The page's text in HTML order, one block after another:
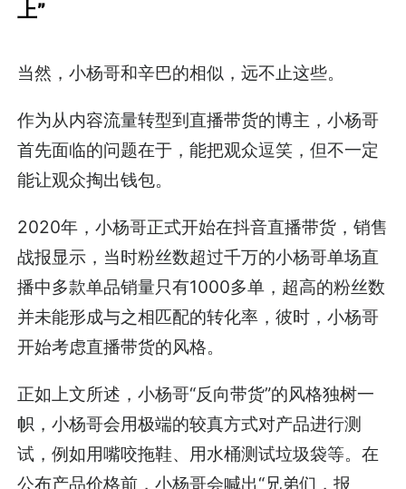
上”
当然，小杨哥和辛巴的相似，远不止这些。
作为从内容流量转型到直播带货的博主，小杨哥
首先面临的问题在于，能把观众逗笑，但不一定
能让观众掏出钱包。
2020年，小杨哥正式开始在抖音直播带货，销售
战报显示，当时粉丝数超过千万的小杨哥单场直
播中多款单品销量只有1000多单，超高的粉丝数
并未能形成与之相匹配的转化率，彼时，小杨哥
开始考虑直播带货的风格。
正如上文所述，小杨哥“反向带货”的风格独树一
帜，小杨哥会用极端的较真方式对产品进行测
试，例如用嘴咬拖鞋、用水桶测试垃圾袋等。在
公布产品价格前，小杨哥会喊出“兄弟们，报